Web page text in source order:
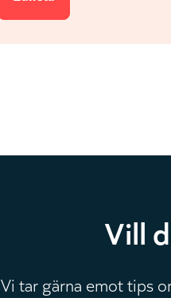
Vill
Vi tar gärna emot tips